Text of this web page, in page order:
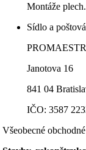
Montáže
Sídlo a
Janotova 16
841 04
IČO: 3587
Všeobecné